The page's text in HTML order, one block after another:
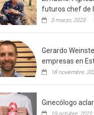
futuros chef de
3 marzo, 2023
Gerardo
empresas en
18 noviembre,
Ginecólogo